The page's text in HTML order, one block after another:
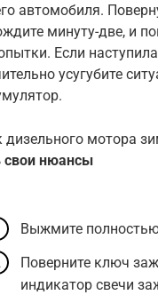
автомобиля.
минуту-две, и
Если
усугубите
дизельного мотора
свои нюансы
Выжмите
Поверните ключ
индикатор свечи